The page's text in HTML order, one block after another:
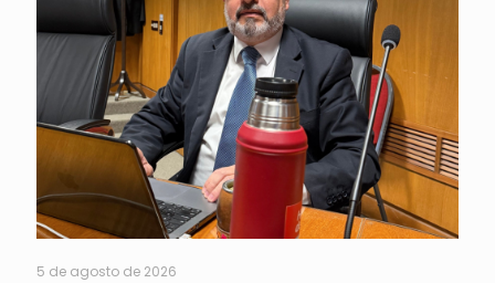
5 de agosto de 2026